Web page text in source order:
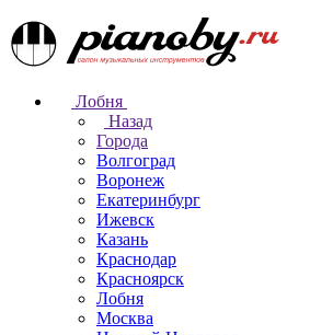
Лобня
Назад
Города
Волгоград
Воронеж
Екатеринбург
Ижевск
Казань
Краснодар
Красноярск
Лобня
Москва